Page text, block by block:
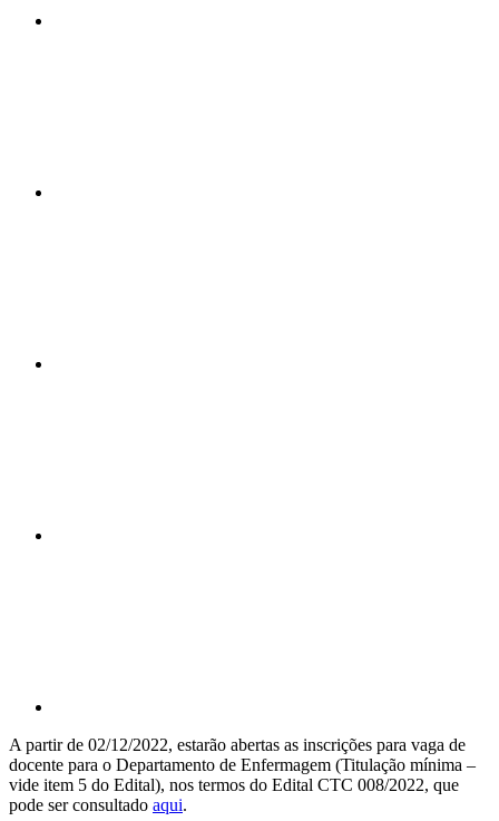
A partir de 02/12/2022, estarão abertas as inscrições para vaga de
docente para o Departamento de Enfermagem (Titulação mínima –
vide item 5 do Edital), nos termos do Edital CTC 008/2022, que
pode ser consultado aqui.